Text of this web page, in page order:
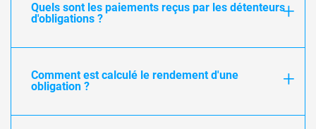
Quels sont les paiements reçus par les détenteurs
d'obligations ?
Comment est calculé le rendement d'une
obligation ?